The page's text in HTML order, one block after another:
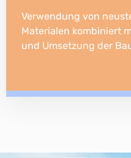
Verwendung von
Materialen kombiniert
und Umsetzung der